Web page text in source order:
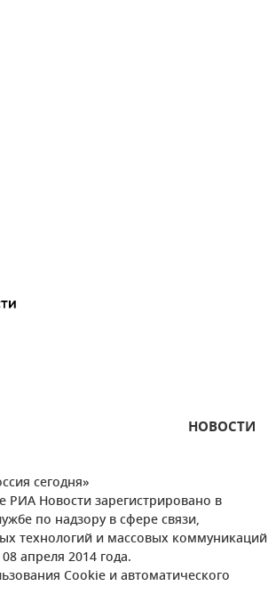
НОВОСТИ
сегодня»
РИА Новости зарегистрировано в
по надзору в сфере связи,
технологий и массовых коммуникаций
апреля 2014 года.
Cookie и автоматического